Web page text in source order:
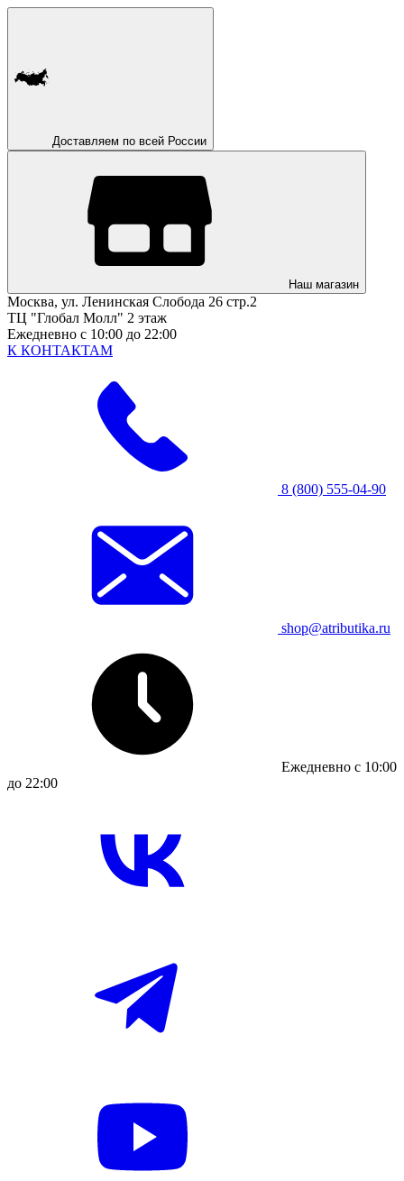
Доставляем по всей России
Наш магазин
Москва, ул. Ленинская Слобода 26 стр.2
ТЦ "Глобал Молл" 2 этаж
Ежедневно с 10:00 до 22:00
К КОНТАКТАМ
8 (800) 555-04-90
shop@atributika.ru
Ежедневно с 10:00
до 22:00